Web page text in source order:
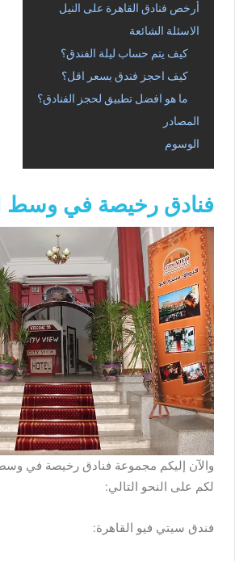
أرخص فنادق القاهرة على النيل
الاسئلة الشائعة
كيف يتم حساب ليلة الفندق؟
كيف احجز فندق بسعر اقل؟
ما هو افضل تطبيق لحجز الفنادق؟
المصادر
الوسوم
فنادق رخيصة في وسط
والآن إليكم مجموعة فنادق رخيصة في
لكم على النحو التالي:
فندق سيتي فيو القاهرة: